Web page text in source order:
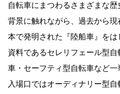
自転車にまつわるさまざまな
背景に触れながら、過去から
本で発明された『陸船車』を
資料であるセレリフェール型
車・セーフティ型自転車など一
入場口ではオーディナリー型